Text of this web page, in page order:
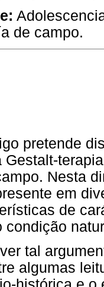
de campo.
pretende
Gestalt-
Nesta
em
de
condição
tal
algumas